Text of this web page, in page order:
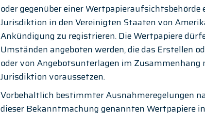
oder gegenüber einer Wertpapieraufsichtsbehörde
Jurisdiktion in den Vereinigten Staaten von
Ankündigung zu registrieren. Die Wertpapiere
Umständen angeboten werden, die das Erstellen
oder von Angebotsunterlagen im
Jurisdiktion voraussetzen.
Vorbehaltlich bestimmter Ausnahmeregelungen
dieser Bekanntmachung genannten Wertpapiere